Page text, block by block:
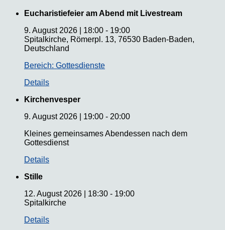
Eucharistiefeier am Abend mit Livestream
9. August 2026
18:00 - 19:00
Spitalkirche, Römerpl. 13, 76530 Baden-Baden,
Deutschland
Bereich: Gottesdienste
Details
Kirchenvesper
9. August 2026
19:00 - 20:00
Kleines gemeinsames Abendessen nach dem
Gottesdienst
Details
Stille
12. August 2026
18:30 - 19:00
Spitalkirche
Details